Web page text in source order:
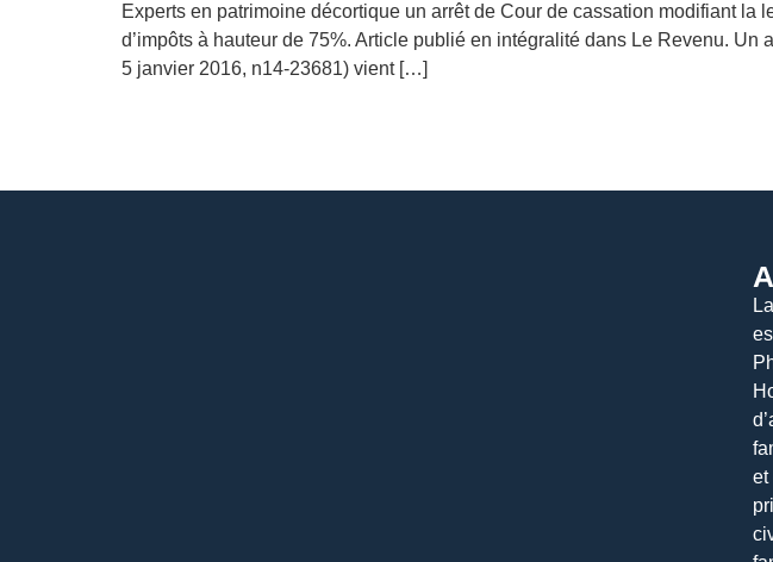
Experts en patrimoine décortique un arrêt de Cour de cassation modifiant la
d’impôts à hauteur de 75%. Article publié en intégralité dans Le Revenu.
5 janvier 2016, n14-23681) vient […]
et